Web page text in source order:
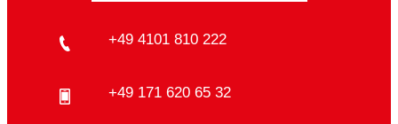
+49 4101 810 222
+49 171 620 65 32